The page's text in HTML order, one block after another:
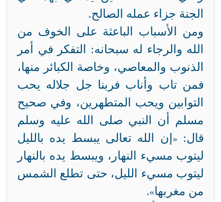
الجنة جزاء عمله الصالح.
ومن الأسباب الباعثة على الخوف من
الله والرجاء له سبحانه: التفكر في أمر
الذنوب والمعاصي، وخاصة الكبائر منها،
فمن تاب وأناب فربنا جل جلاله يحب
التوابين ويحب المتطهرين، وفي صحيح
مسلم أن النبي صلى الله عليه وسلم
قال:
« إن الله تعالى يبسط يده بالليل
ليتوب مسيء النهار، ويبسط يده بالنهار
ليتوب مسيء الليل، حتى تطلع الشمس
من مغربها»
.